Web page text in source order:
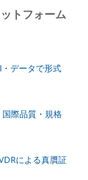
トフォーム
データで形式
際品質・規格
による真贋証